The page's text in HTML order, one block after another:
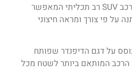
הוא רכב SUV רב תכליתי המאפשר
על פי צורך ומראה חיצוני
על דגם הדיפנדר שפותח
הרכב המותאם ביותר לשטח מכל